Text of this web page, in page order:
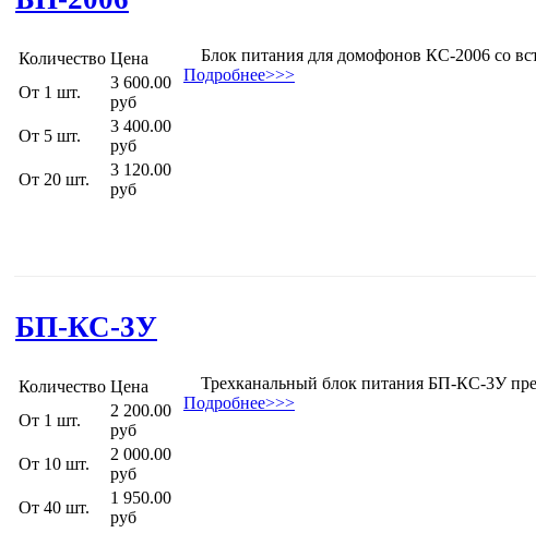
Количество Цена
От 1 шт.
3 600.00
руб
От 5 шт.
3 400.00
руб
От 20 шт.
3 120.00
руб
Блок питания для домофонов КС-2006 со
Подробнее>>>
БП-КС-3У
Количество Цена
От 1 шт.
2 200.00
руб
От 10 шт.
2 000.00
руб
От 40 шт.
1 950.00
руб
Трехканальный блок питания БП-КС-3У
Подробнее>>>